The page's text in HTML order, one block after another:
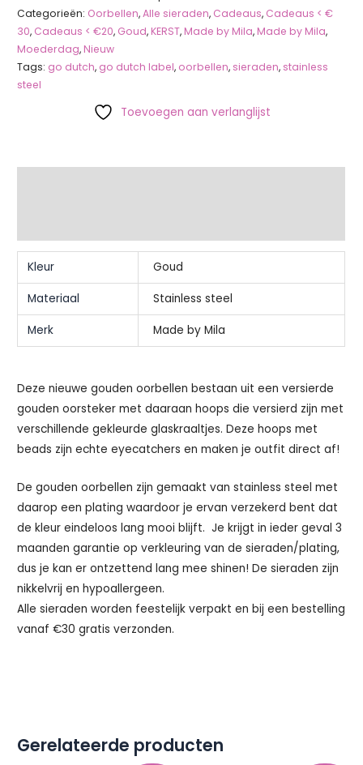
Categorieën: Oorbellen,Alle sieraden, Cadeaus, Cadeaus < €
30, Cadeaus < €20, Goud,KERST,Made by Mila,Made by Mila,
Moederdag,Nieuw
Tags: go dutch, go dutch label, oorbellen, sieraden, stainless
steel
Toevoegen aan verlanglijst
Kleur Goud
Materiaal Stainless steel
Merk Made by Mila
Deze nieuwe gouden oorbellen bestaan uit een versierde
gouden oorsteker met daaraan hoops die versierd zijn met
verschillende gekleurde glaskraaltjes. Deze hoops met
beads zijn echte eyecatchers en maken je outfit direct af!
De gouden oorbellen zijn gemaakt van stainless steel met
daarop een plating waardoor je ervan verzekerd bent dat
de kleur eindeloos lang mooi blijft. Je krijgt in ieder geval 3
maanden garantie op verkleuring van de sieraden/plating,
dus je kan er ontzettend lang mee shinen! De sieraden zijn
nikkelvrij en hypoallergeen.
Alle sieraden worden feestelijk verpakt en bij een bestelling
vanaf €30 gratis verzonden.
Gerelateerde producten